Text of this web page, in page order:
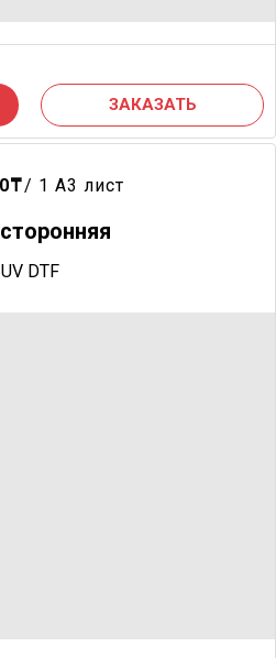
ЗАКАЗАТЬ
₸/ 1 A3 лист
UV DTF